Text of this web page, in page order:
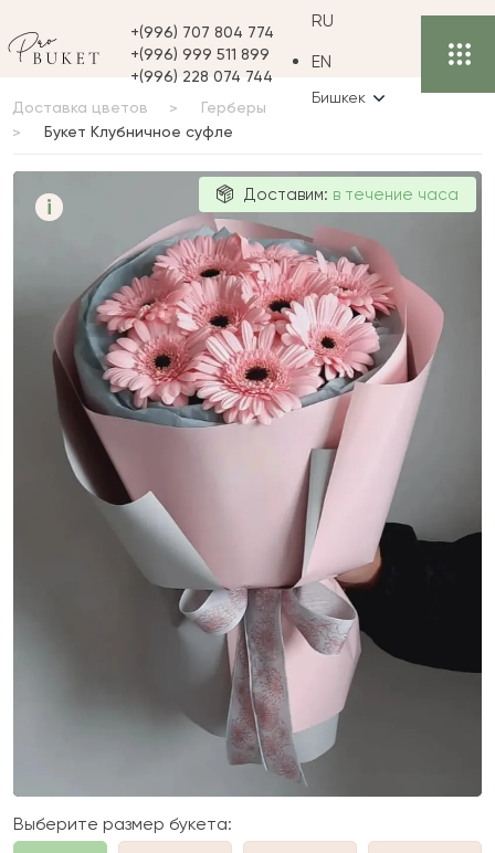
+(996) 707 804 774
+(996) 999 511 899
+(996) 228 074 744
RU
EN
Бишкек
Доставка цветов
Герберы
Букет Клубничное суфле
i Доставим: в течение часа
Выберите размер букета: